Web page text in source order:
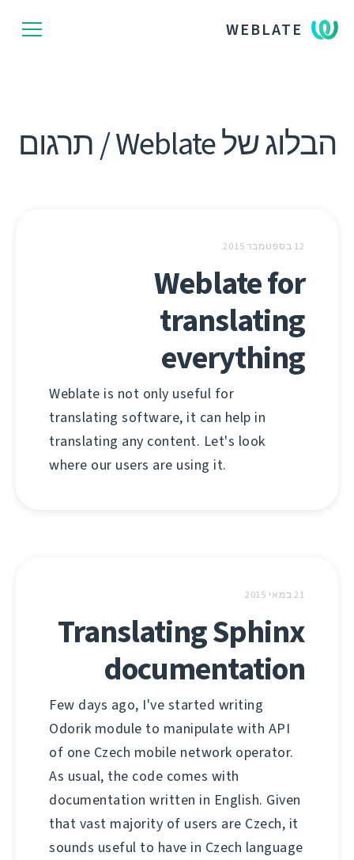
WEBLATE
הבלוג של Weblate / תרגום
12 בספטמבר 2015
Weblate for
translating
everything
Weblate is not only useful for
translating software, it can help in
translating any content. Let's look
where our users are using it.
21 במאי 2015
Translating Sphinx
documentation
Few days ago, I've started writing
Odorik module to manipulate with API
of one Czech mobile network operator.
As usual, the code comes with
documentation written in English. Given
that vast majority of users are Czech, it
sounds useful to have in Czech language